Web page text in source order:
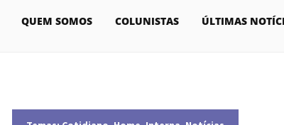
QUEM SOMOS COLUNISTAS ÚLTIMAS